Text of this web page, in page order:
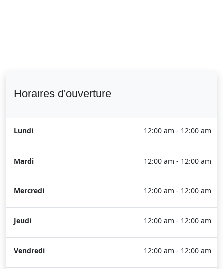
Horaires d'ouverture
Lundi 12:00 am - 12:00 am
Mardi 12:00 am - 12:00 am
Mercredi 12:00 am - 12:00 am
Jeudi 12:00 am - 12:00 am
Vendredi 12:00 am - 12:00 am